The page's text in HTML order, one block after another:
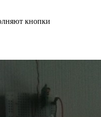
кнопки